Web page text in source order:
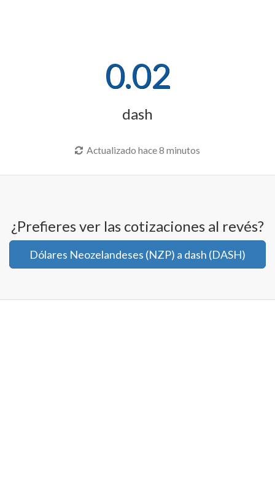
0.02
dash
Actualizado hace 8 minutos
¿Prefieres ver las cotizaciones al revés?
Dólares Neozelandeses (NZP) a dash (DASH)